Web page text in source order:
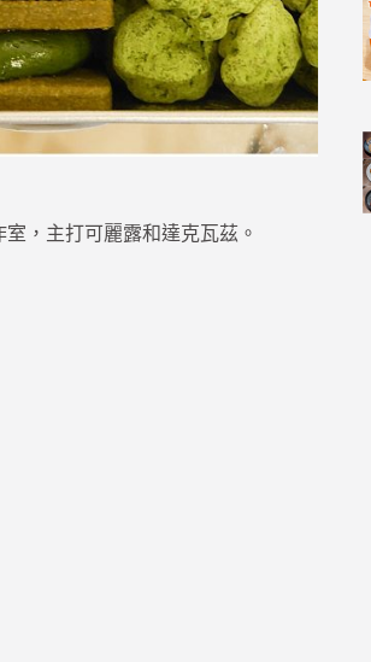
，主打可麗露和達克瓦茲。